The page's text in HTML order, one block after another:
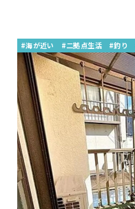
#海が近い #二拠点生活 #釣り